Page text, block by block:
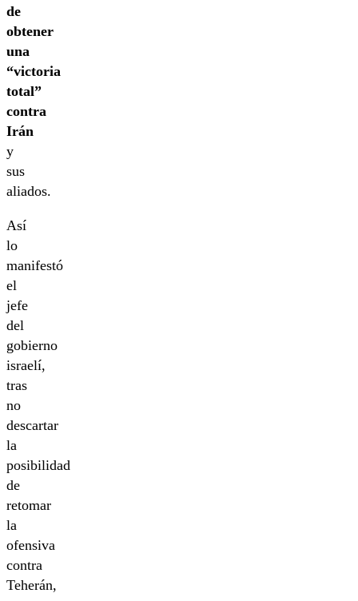
de
obtener
una
“victoria
total”
contra
Irán
y
sus
aliados.
Así
lo
manifestó
el
jefe
del
gobierno
israelí,
tras
no
descartar
la
posibilidad
de
retomar
la
ofensiva
contra
Teherán,